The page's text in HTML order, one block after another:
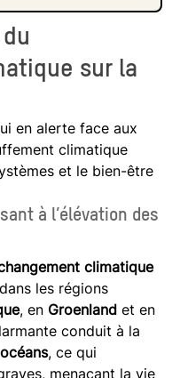
sur la
en alerte face aux
climatique
et le bien-être
à l’élévation des
climatique
dans les régions
, en Groenland et en
conduit à la
océans, ce qui
menaçant la vie